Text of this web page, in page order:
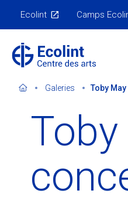
content
Nos
Ecolint Camps
Notre double vocation
Le Centre en 3D
Nous contacter
Orateurs invités
Evénements passés
Expositions virtuelles
Galeries Toby